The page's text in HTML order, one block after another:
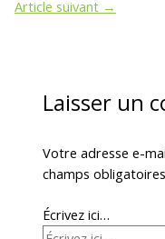
Article suivant →
Laisser un
Votre adresse e-
champs
Écrivez ici…